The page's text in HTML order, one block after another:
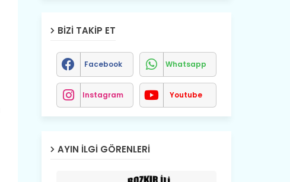
BIZI TAKIP ET
Facebook Whatsapp
Instagram Youtube
AYIN İLGI GÖRENLERI